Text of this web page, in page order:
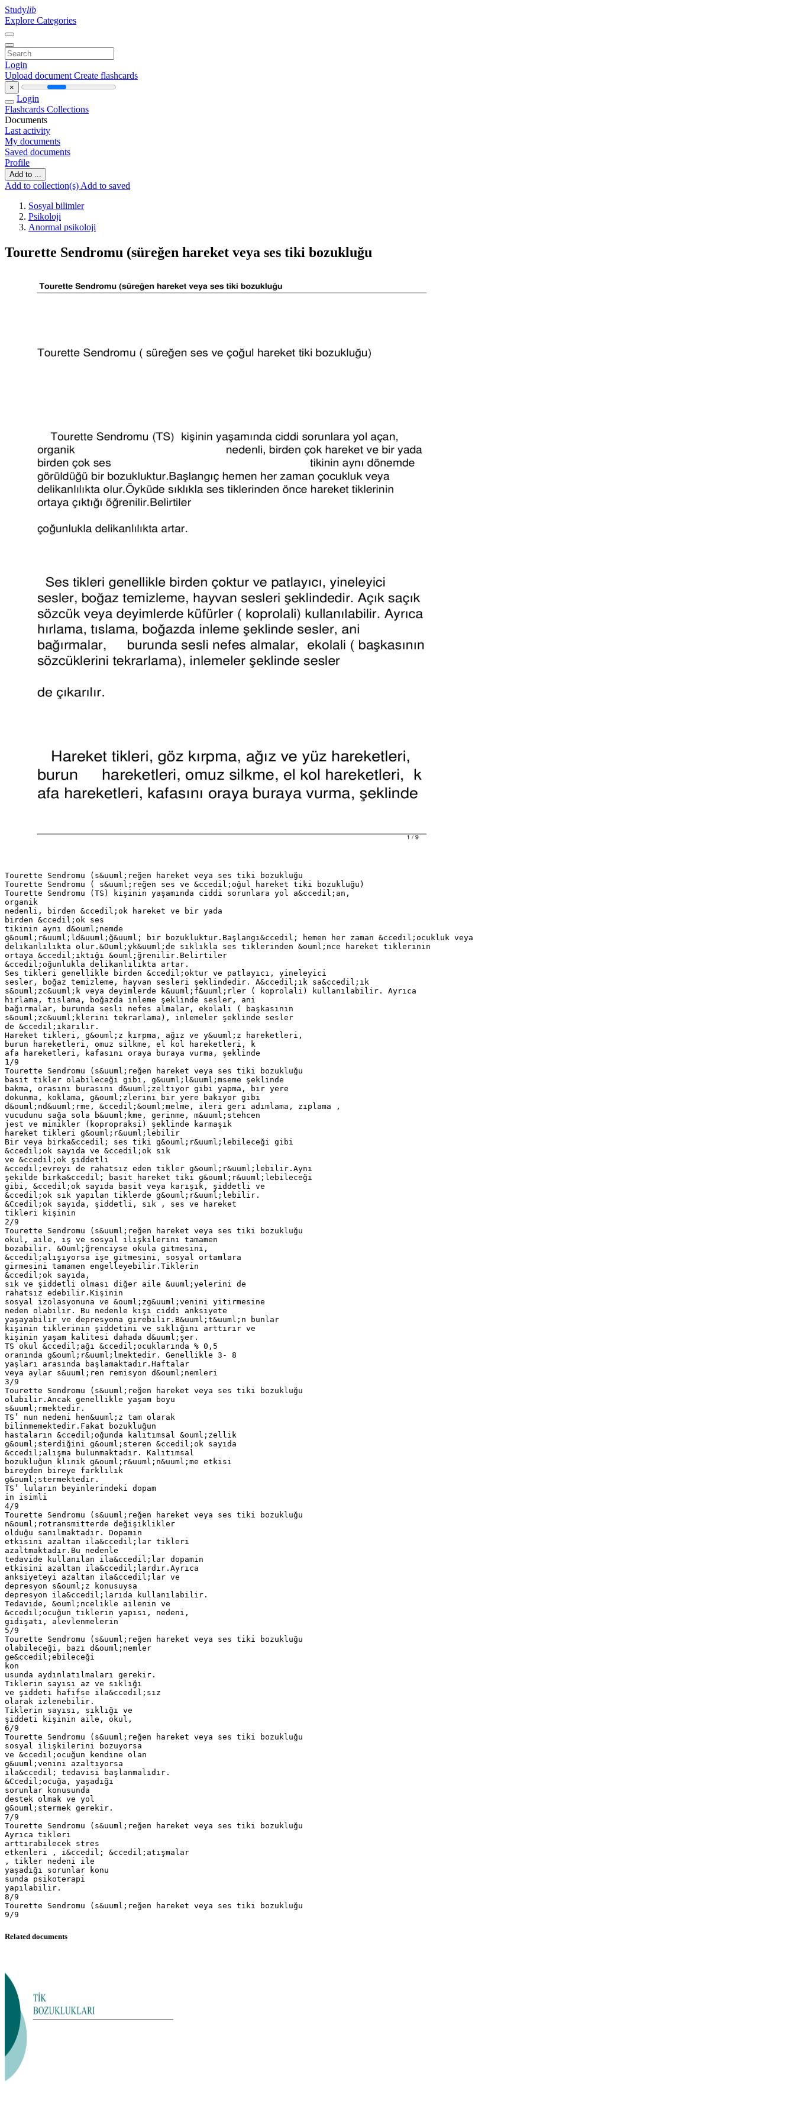
Studylib
Explore Categories
Login
Upload document Create flashcards
×
Login
Flashcards Collections
Documents
Last activity
My documents
Saved documents
Profile
Add to ...
Add to collection(s) Add to saved
Sosyal bilimler
Psikoloji
Anormal psikoloji
Tourette Sendromu (süreğen hareket veya ses tiki bozukluğu
Tourette Sendromu (s&uuml;reğen hareket veya ses tiki bozukluğu
Tourette Sendromu ( s&uuml;reğen ses ve &ccedil;oğul hareket tiki bozukluğu)
Tourette Sendromu (TS) kişinin yaşamında ciddi sorunlara yol a&ccedil;an,
organik
nedenli, birden &ccedil;ok hareket ve bir yada
birden &ccedil;ok ses
tikinin aynı d&ouml;nemde
g&ouml;r&uuml;ld&uuml;ğ&uuml; bir bozukluktur.Başlangı&ccedil; hemen her zaman &ccedil;ocukluk veya
delikanlılıkta olur.&Ouml;yk&uuml;de sıklıkla ses tiklerinden &ouml;nce hareket tiklerinin
ortaya &ccedil;ıktığı &ouml;ğrenilir.Belirtiler
&ccedil;oğunlukla delikanlılıkta artar.
Ses tikleri genellikle birden &ccedil;oktur ve patlayıcı, yineleyici
sesler, boğaz temizleme, hayvan sesleri şeklindedir. A&ccedil;ık sa&ccedil;ık
s&ouml;zc&uuml;k veya deyimlerde k&uuml;f&uuml;rler ( koprolali) kullanılabilir. Ayrıca
hırlama, tıslama, boğazda inleme şeklinde sesler, ani
bağırmalar, burunda sesli nefes almalar, ekolali ( başkasının
s&ouml;zc&uuml;klerini tekrarlama), inlemeler şeklinde sesler
de &ccedil;ıkarılır.
Hareket tikleri, g&ouml;z kırpma, ağız ve y&uuml;z hareketleri,
burun hareketleri, omuz silkme, el kol hareketleri, k
afa hareketleri, kafasını oraya buraya vurma, şeklinde
1/9
Tourette Sendromu (s&uuml;reğen hareket veya ses tiki bozukluğu
basit tikler olabileceği gibi, g&uuml;l&uuml;mseme şeklinde
bakma, orasını burasını d&uuml;zeltiyor gibi yapma, bir yere
dokunma, koklama, g&ouml;zlerini bir yere bakıyor gibi
d&ouml;nd&uuml;rme, &ccedil;&ouml;melme, ileri geri adımlama, zıplama ,
vucudunu sağa sola b&uuml;kme, gerinme, m&uuml;stehcen
jest ve mimikler (kopropraksi) şeklinde karmaşık
hareket tikleri g&ouml;r&uuml;lebilir
Bir veya birka&ccedil; ses tiki g&ouml;r&uuml;lebileceği gibi
&ccedil;ok sayıda ve &ccedil;ok sık
ve &ccedil;ok şiddetli
&ccedil;evreyi de rahatsız eden tikler g&ouml;r&uuml;lebilir.Aynı
şekilde birka&ccedil; basit hareket tiki g&ouml;r&uuml;lebileceği
gibi, &ccedil;ok sayıda basit veya karışık, şiddetli ve
&ccedil;ok sık yapılan tiklerde g&ouml;r&uuml;lebilir.
&Ccedil;ok sayıda, şiddetli, sık , ses ve hareket
tikleri kişinin
2/9
Tourette Sendromu (s&uuml;reğen hareket veya ses tiki bozukluğu
okul, aile, iş ve sosyal ilişkilerini tamamen
bozabilir. &Ouml;ğrenciyse okula gitmesini,
&ccedil;alışıyorsa işe gitmesini, sosyal ortamlara
girmesini tamamen engelleyebilir.Tiklerin
&ccedil;ok sayıda,
sık ve şiddetli olması diğer aile &uuml;yelerini de
rahatsız edebilir.Kişinin
sosyal izolasyonuna ve &ouml;zg&uuml;venini yitirmesine
neden olabilir. Bu nedenle kişi ciddi anksiyete
yaşayabilir ve depresyona girebilir.B&uuml;t&uuml;n bunlar
kişinin tiklerinin şiddetini ve sıklığını arttırır ve
kişinin yaşam kalitesi dahada d&uuml;şer.
TS okul &ccedil;ağı &ccedil;ocuklarında % 0,5
oranında g&ouml;r&uuml;lmektedir. Genellikle 3- 8
yaşları arasında başlamaktadır.Haftalar
veya aylar s&uuml;ren remisyon d&ouml;nemleri
3/9
Tourette Sendromu (s&uuml;reğen hareket veya ses tiki bozukluğu
olabilir.Ancak genellikle yaşam boyu
s&uuml;rmektedir.
TS’ nun nedeni hen&uuml;z tam olarak
bilinmemektedir.Fakat bozukluğun
hastaların &ccedil;oğunda kalıtımsal &ouml;zellik
g&ouml;sterdiğini g&ouml;steren &ccedil;ok sayıda
&ccedil;alışma bulunmaktadır. Kalıtımsal
bozukluğun klinik g&ouml;r&uuml;n&uuml;me etkisi
bireyden bireye farklılık
g&ouml;stermektedir.
TS’ luların beyinlerindeki dopam
in isimli
4/9
Tourette Sendromu (s&uuml;reğen hareket veya ses tiki bozukluğu
n&ouml;rotransmitterde değişiklikler
olduğu sanılmaktadır. Dopamin
etkisini azaltan ila&ccedil;lar tikleri
azaltmaktadır.Bu nedenle
tedavide kullanılan ila&ccedil;lar dopamin
etkisini azaltan ila&ccedil;lardır.Ayrıca
anksiyeteyi azaltan ila&ccedil;lar ve
depresyon s&ouml;z konusuysa
depresyon ila&ccedil;larıda kullanılabilir.
Tedavide, &ouml;ncelikle ailenin ve
&ccedil;ocuğun tiklerin yapısı, nedeni,
gidişatı, alevlenmelerin
5/9
Tourette Sendromu (s&uuml;reğen hareket veya ses tiki bozukluğu
olabileceği, bazı d&ouml;nemler
ge&ccedil;ebileceği
kon
usunda aydınlatılmaları gerekir.
Tiklerin sayısı az ve sıklığı
ve şiddeti hafifse ila&ccedil;sız
olarak izlenebilir.
Tiklerin sayısı, sıklığı ve
şiddeti kişinin aile, okul,
6/9
Tourette Sendromu (s&uuml;reğen hareket veya ses tiki bozukluğu
sosyal ilişkilerini bozuyorsa
ve &ccedil;ocuğun kendine olan
g&uuml;venini azaltıyorsa
ila&ccedil; tedavisi başlanmalıdır.
&Ccedil;ocuğa, yaşadığı
sorunlar konusunda
destek olmak ve yol
g&ouml;stermek gerekir.
7/9
Tourette Sendromu (s&uuml;reğen hareket veya ses tiki bozukluğu
Ayrıca tikleri
arttırabilecek stres
etkenleri , i&ccedil; &ccedil;atışmalar
, tikler nedeni ile
yaşadığı sorunlar konu
sunda psikoterapi
yapılabilir.
8/9
Tourette Sendromu (s&uuml;reğen hareket veya ses tiki bozukluğu
Related documents